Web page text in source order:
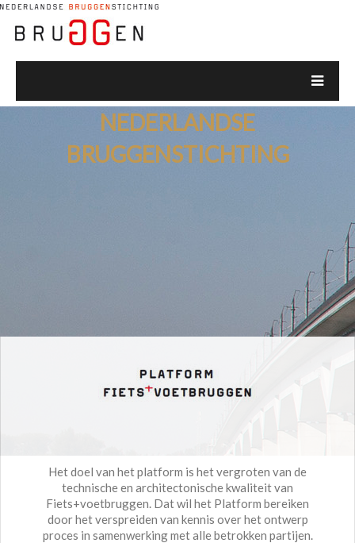
NEDERLANDSE
BRUGGENSTICHTING
Het doel van het platform is het vergroten van de
technische en architectonische kwaliteit van
Fiets+voetbruggen. Dat wil het Platform bereiken
door het verspreiden van kennis over het ontwerp
proces in samenwerking met alle betrokken partijen.